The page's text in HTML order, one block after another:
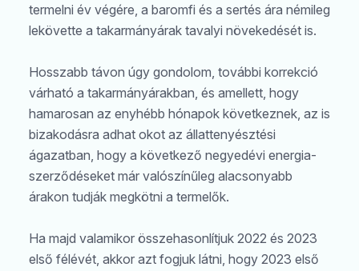
termelni év végére, a baromfi és a sertés ára némileg
lekövette a takarmányárak tavalyi növekedését is.
Hosszabb távon úgy gondolom, további korrekció
várható a takarmányárakban, és amellett, hogy
hamarosan az enyhébb hónapok következnek, az is
bizakodásra adhat okot az állattenyésztési
ágazatban, hogy a következő negyedévi energia-
szerződéseket már valószínűleg alacsonyabb
árakon tudják megkötni a termelők.
Ha majd valamikor összehasonlítjuk 2022 és 2023
első félévét, akkor azt fogjuk látni, hogy 2023 első